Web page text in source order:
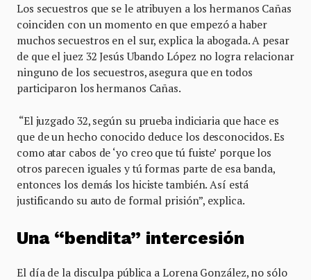
Los secuestros que se le atribuyen a los hermanos Cañas
coinciden con un momento en que empezó a haber
muchos secuestros en el sur, explica la abogada. A pesar
de que el juez 32 Jesús Ubando López no logra relacionar
ninguno de los secuestros, asegura que en todos
participaron los hermanos Cañas.
“El juzgado 32, según su prueba indiciaria que hace es
que de un hecho conocido deduce los desconocidos. Es
como atar cabos de ‘yo creo que tú fuiste’ porque los
otros parecen iguales y tú formas parte de esa banda,
entonces los demás los hiciste también. Así está
justificando su auto de formal prisión”, explica.
Una “bendita” intercesión
El día de la disculpa pública a Lorena González, no sólo